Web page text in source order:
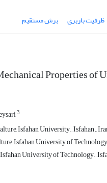
ظرفیت باربری برش مستقیم
Properties of
3
Isfahan University., Isfahan.,
Isfahan University of
University of Technology.,